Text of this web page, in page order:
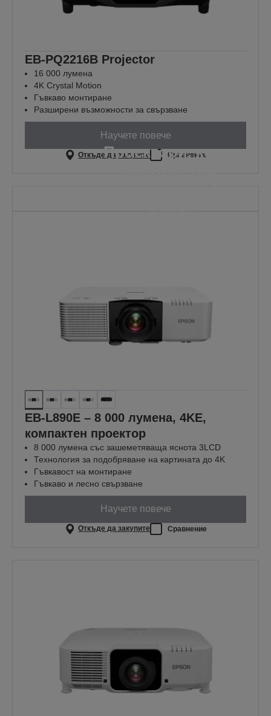
EB-PQ2216B Projector
16 000 лумена
4K Crystal Motion
Гъвкаво монтиране
Разширени възможности за свързване
Научете повече
Откъде да закупите Сравнение
Проектори, които
EB-L890E – 8 000 лумена, 4KE,
компактен проектор
8 000 лумена със зашеметяваща яснота 3LCD
Технология за подобряване на картината до 4K
Гъвкавост на монтиране
Гъвкаво и лесно свързване
Научете повече
Откъде да закупите Сравнение